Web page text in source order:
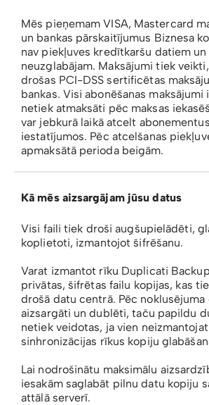
Mēs pieņemam VISA, Mastercard
un bankas pārskaitījumus Biznesa
nav piekļuves kredītkaršu datiem un
neuzglabājam. Maksājumi tiek
drošas PCI-DSS sertificētas
bankas. Visi abonēšanas maksājumi
netiek atmaksāti pēc maksas
var jebkurā laikā atcelt
iestatījumos. Pēc atcelšanas
apmaksātā perioda beigām.
Kā mēs aizsargājam jūsu datus
Visi faili tiek droši augšupielādēti,
koplietoti, izmantojot šifrēšanu.
Varat izmantot rīku Duplicati
privātas, šifrētas failu kopijas, kas
drošā datu centrā. Pēc
aizsargāti un dublēti, taču papildu
netiek veidotas, ja vien
sinhronizācijas rīkus kopiju
Lai nodrošinātu maksimālu
iesakām saglabāt pilnu datu kopiju
attālā serverī.